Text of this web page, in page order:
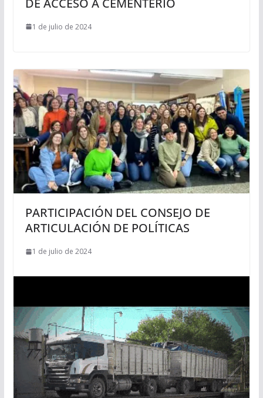
1 de julio de 2024
PARTICIPACIÓN DEL CONSEJO DE
ARTICULACIÓN DE POLÍTICAS
1 de julio de 2024